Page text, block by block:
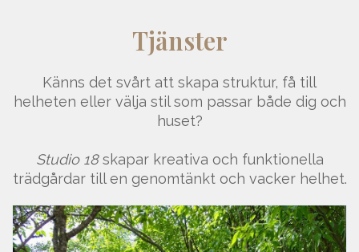
Tjänster
Känns det svårt att skapa struktur, få till
helheten eller välja stil som passar både dig och
huset?
Studio 18skapar kreativa och funktionella
trädgårdar till en genomtänkt och vacker helhet.